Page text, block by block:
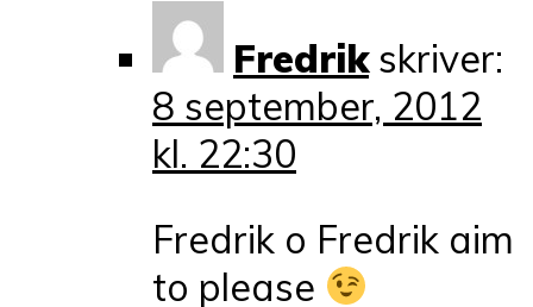
Fredrik skriver:
8 september, 2012
kl. 22:30
Fredrik o Fredrik aim
to please